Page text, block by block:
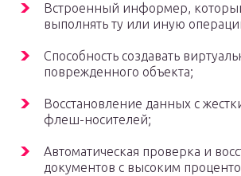
Встроенный информер,
выполнять ту или иную
Способность создавать
поврежденного объекта;
Восстановление данных с
флеш-носителей;
Автоматическая проверка и
документов с высоким